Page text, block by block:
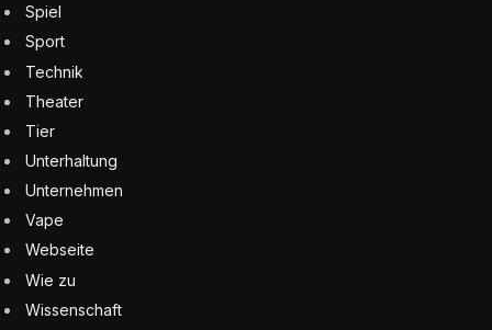
Spiel
Sport
Technik
Theater
Tier
Unterhaltung
Unternehmen
Vape
Webseite
Wie zu
Wissenschaft